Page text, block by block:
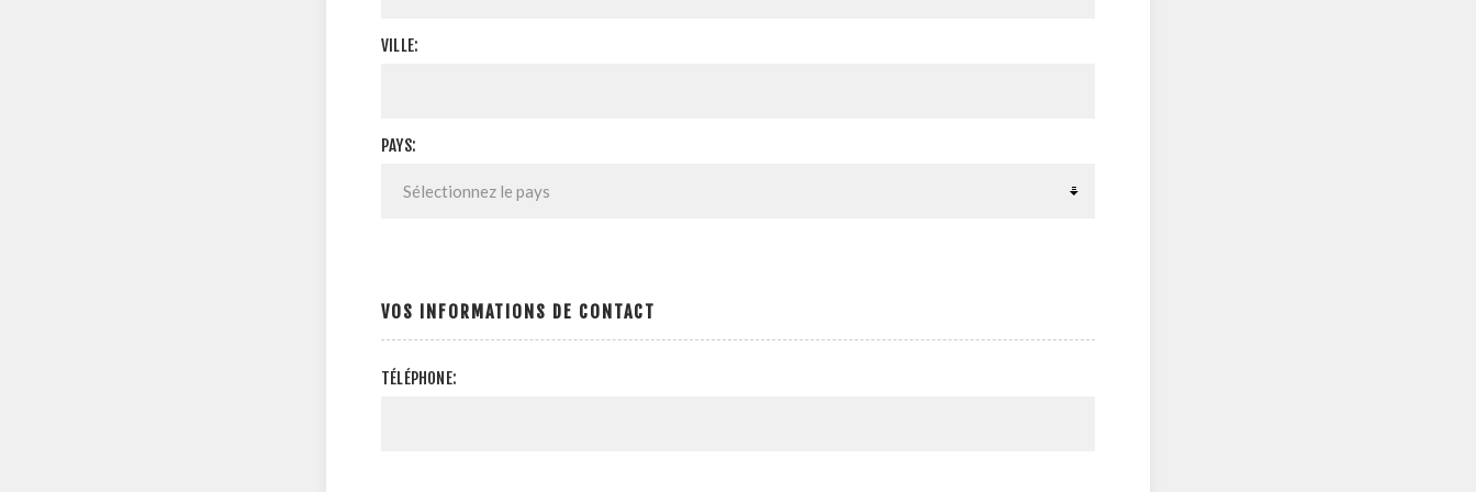
VILLE:
PAYS:
VOS INFORMATIONS DE CONTACT
TÉLÉPHONE: